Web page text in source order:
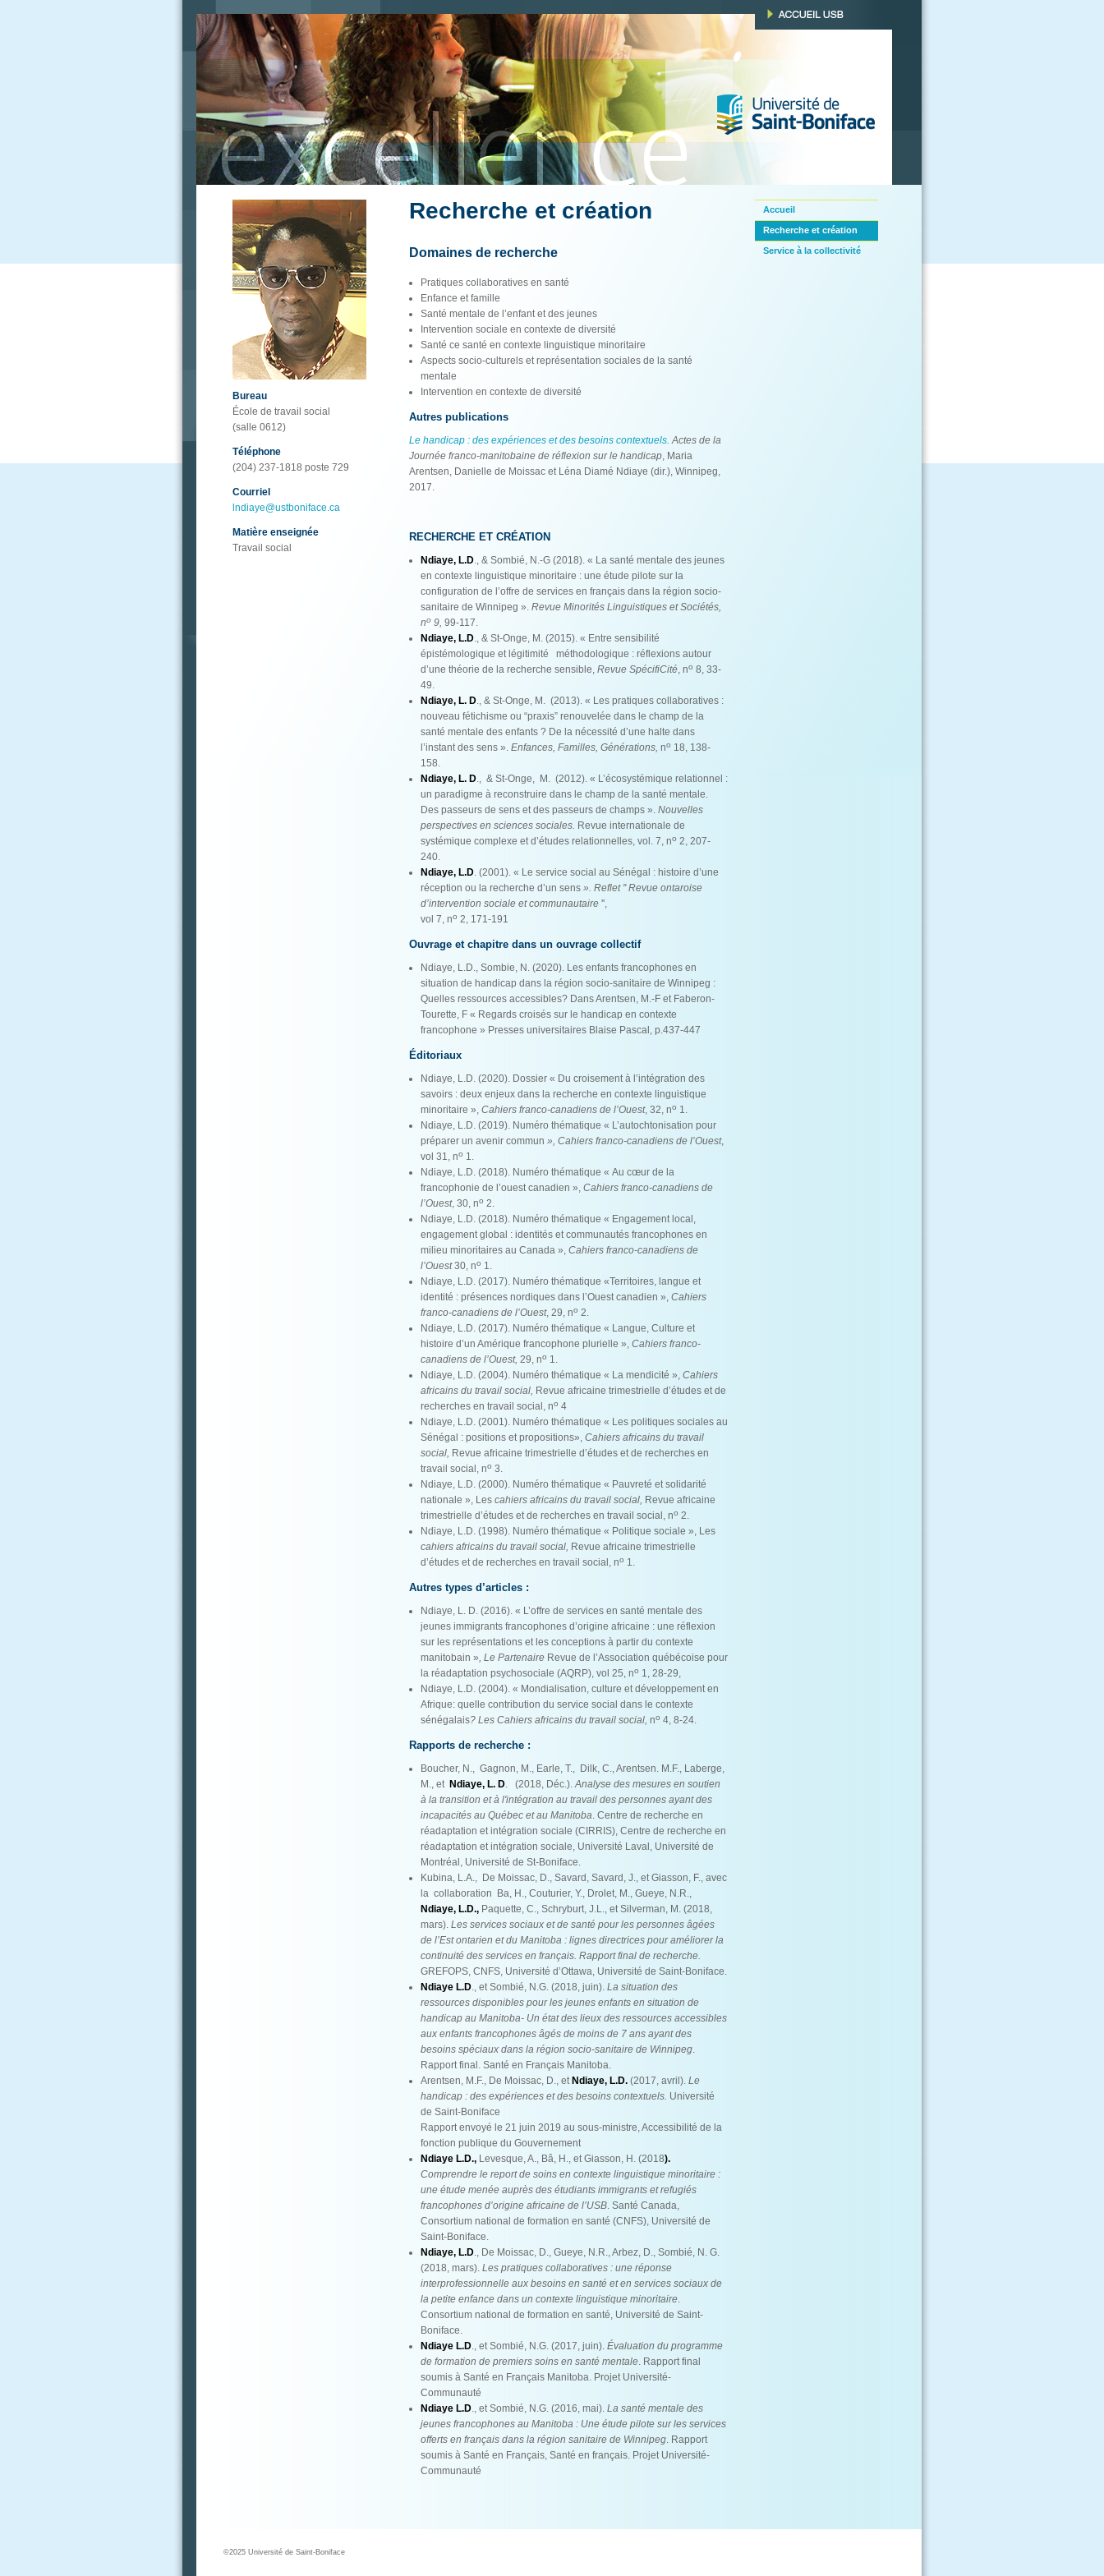
Recherche et création
Domaines de recherche
Pratiques collaboratives en santé
Enfance et famille
Santé mentale de l’enfant et des jeunes
Intervention sociale en contexte de diversité
Santé ce santé en contexte linguistique minoritaire
Aspects socio-culturels et représentation sociales de la santé
mentale
Intervention en contexte de diversité
Autres publications
Le handicap : des expériences et des besoins contextuels. Actes de la
Journée franco-manitobaine de réflexion sur le handicap, Maria
Arentsen, Danielle de Moissac et Léna Diamé Ndiaye (dir.), Winnipeg,
2017.
RECHERCHE ET CRÉATION
Ndiaye, L.D., & Sombié, N.-G (2018). « La santé mentale des jeunes
en contexte linguistique minoritaire : une étude pilote sur la
configuration de l’offre de services en français dans la région socio-
sanitaire de Winnipeg ». Revue Minorités Linguistiques et Sociétés,
no 9, 99-117.
Ndiaye, L.D., & St-Onge, M. (2015). « Entre sensibilité
épistémologique et légitimité méthodologique : réflexions autour
d’une théorie de la recherche sensible, Revue SpécifiCité, no 8, 33-
49.
Ndiaye, L. D., & St-Onge, M. (2013). « Les pratiques collaboratives :
nouveau fétichisme ou “praxis” renouvelée dans le champ de la
santé mentale des enfants ? De la nécessité d’une halte dans
l’instant des sens ». Enfances, Familles, Générations, no 18, 138-
158.
Ndiaye, L. D., & St-Onge, M. (2012). « L’écosystémique relationnel :
un paradigme à reconstruire dans le champ de la santé mentale.
Des passeurs de sens et des passeurs de champs ». Nouvelles
perspectives en sciences sociales. Revue internationale de
systémique complexe et d’études relationnelles, vol. 7, no 2, 207-
240.
Ndiaye, L.D. (2001). « Le service social au Sénégal : histoire d’une
réception ou la recherche d’un sens ». Reflet '' Revue ontaroise
d’intervention sociale et communautaire '',
vol 7, no 2, 171-191
Ouvrage et chapitre dans un ouvrage collectif
Ndiaye, L.D., Sombie, N. (2020). Les enfants francophones en
situation de handicap dans la région socio-sanitaire de Winnipeg :
Quelles ressources accessibles? Dans Arentsen, M.-F et Faberon-
Tourette, F « Regards croisés sur le handicap en contexte
francophone » Presses universitaires Blaise Pascal, p.437-447
Éditoriaux
Ndiaye, L.D. (2020). Dossier « Du croisement à l’intégration des
savoirs : deux enjeux dans la recherche en contexte linguistique
minoritaire », Cahiers franco-canadiens de l’Ouest, 32, no 1.
Ndiaye, L.D. (2019). Numéro thématique « L’autochtonisation pour
préparer un avenir commun », Cahiers franco-canadiens de l’Ouest,
vol 31, no 1.
Ndiaye, L.D. (2018). Numéro thématique « Au cœur de la
francophonie de l’ouest canadien », Cahiers franco-canadiens de
l’Ouest, 30, no 2.
Ndiaye, L.D. (2018). Numéro thématique « Engagement local,
engagement global : identités et communautés francophones en
milieu minoritaires au Canada », Cahiers franco-canadiens de
l’Ouest30, no 1.
Ndiaye, L.D. (2017). Numéro thématique «Territoires, langue et
identité : présences nordiques dans l’Ouest canadien », Cahiers
franco-canadiens de l’Ouest, 29, no 2.
Ndiaye, L.D. (2017). Numéro thématique « Langue, Culture et
histoire d’un Amérique francophone plurielle », Cahiers franco-
canadiens de l’Ouest, 29, no 1.
Ndiaye, L.D. (2004). Numéro thématique « La mendicité », Cahiers
africains du travail social, Revue africaine trimestrielle d’études et de
recherches en travail social, no 4
Ndiaye, L.D. (2001). Numéro thématique « Les politiques sociales au
Sénégal : positions et propositions», Cahiers africains du travail
social, Revue africaine trimestrielle d’études et de recherches en
travail social, no 3.
Ndiaye, L.D. (2000). Numéro thématique « Pauvreté et solidarité
nationale », Les cahiers africains du travail social, Revue africaine
trimestrielle d’études et de recherches en travail social, no 2.
Ndiaye, L.D. (1998). Numéro thématique « Politique sociale », Les
cahiers africains du travail social, Revue africaine trimestrielle
d’études et de recherches en travail social, no 1.
Autres types d’articles :
Ndiaye, L. D. (2016). « L’offre de services en santé mentale des
jeunes immigrants francophones d’origine africaine : une réflexion
sur les représentations et les conceptions à partir du contexte
manitobain », Le Partenaire Revue de l’Association québécoise pour
la réadaptation psychosociale (AQRP), vol 25, no 1, 28-29,
Ndiaye, L.D. (2004). « Mondialisation, culture et développement en
Afrique: quelle contribution du service social dans le contexte
sénégalais? Les Cahiers africains du travail social, no 4, 8-24.
Rapports de recherche :
Boucher, N., Gagnon, M., Earle, T., Dilk, C., Arentsen. M.F., Laberge,
M., et Ndiaye, L. D. (2018, Déc.).Analyse des mesures en soutien
à la transition et à l'intégration au travail des personnes ayant des
incapacités au Québec et au Manitoba. Centre de recherche en
réadaptation et intégration sociale (CIRRIS), Centre de recherche en
réadaptation et intégration sociale, Université Laval, Université de
Montréal, Université de St-Boniface.
Kubina, L.A., De Moissac, D., Savard, Savard, J., et Giasson, F., avec
la collaboration Ba, H., Couturier, Y., Drolet, M., Gueye, N.R.,
Ndiaye, L.D., Paquette, C., Schryburt, J.L., et Silverman, M. (2018,
mars). Les services sociaux et de santé pour les personnes âgées
de l’Est ontarien et du Manitoba : lignes directrices pour améliorer la
continuité des services en français. Rapport final de recherche.
GREFOPS, CNFS, Université d’Ottawa, Université de Saint-Boniface.
Ndiaye L.D., et Sombié, N.G. (2018, juin). La situation des
ressources disponibles pour les jeunes enfants en situation de
handicap au Manitoba- Un état des lieux des ressources accessibles
aux enfants francophones âgés de moins de 7 ans ayant des
besoins spéciaux dans la région socio-sanitaire de Winnipeg.
Rapport final. Santé en Français Manitoba.
Arentsen, M.F., De Moissac, D., etNdiaye, L.D. (2017, avril). Le
handicap : des expériences et des besoins contextuels. Université
de Saint-Boniface
Rapport envoyé le 21 juin 2019 au sous-ministre, Accessibilité de la
fonction publique du Gouvernement
Ndiaye L.D., Levesque, A., Bâ, H., et Giasson, H. (2018).
Comprendre le report de soins en contexte linguistique minoritaire :
une étude menée auprès des étudiants immigrants et refugiés
francophones d’origine africaine de l’USB. Santé Canada,
Consortium national de formation en santé (CNFS), Université de
Saint-Boniface.
Ndiaye, L.D., De Moissac, D., Gueye, N.R., Arbez, D., Sombié, N. G.
(2018, mars). Les pratiques collaboratives : une réponse
interprofessionnelle aux besoins en santé et en services sociaux de
la petite enfance dans un contexte linguistique minoritaire.
Consortium national de formation en santé, Université de Saint-
Boniface.
Ndiaye L.D., et Sombié, N.G. (2017, juin). Évaluation du programme
de formation de premiers soins en santé mentale. Rapport final
soumis à Santé en Français Manitoba. Projet Université-
Communauté
Ndiaye L.D., et Sombié, N.G. (2016, mai). La santé mentale des
jeunes francophones au Manitoba : Une étude pilote sur les services
offerts en français dans la région sanitaire de Winnipeg. Rapport
soumis à Santé en Français, Santé en français. Projet Université-
Communauté
Bureau
École de travail social
(salle 0612)
Téléphone
(204) 237-1818 poste 729
Courriel
lndiaye@ustboniface.ca
Matière enseignée
Travail social
Accueil
Recherche et création
Service à la collectivité
©2025 Université de Saint-Boniface